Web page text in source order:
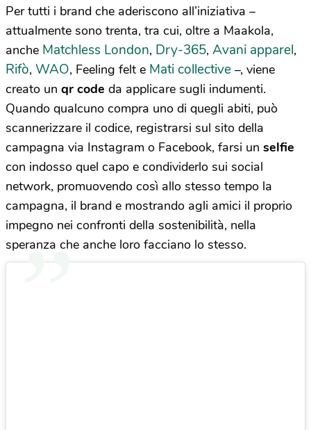
Per tutti i brand che aderiscono all’iniziativa –
attualmente sono trenta, tra cui, oltre a Maakola,
anche Matchless London, Dry-365, Avani apparel,
Rifò, WAO, Feeling felt e Mati collective –, viene
creato un qr code da applicare sugli indumenti.
Quando qualcuno compra uno di quegli abiti, può
scannerizzare il codice, registrarsi sul sito della
campagna via Instagram o Facebook, farsi un selfie
con indosso quel capo e condividerlo sui social
network, promuovendo così allo stesso tempo la
campagna, il brand e mostrando agli amici il proprio
impegno nei confronti della sostenibilità, nella
speranza che anche loro facciano lo stesso.